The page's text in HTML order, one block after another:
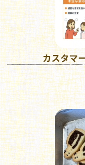
カスタマ